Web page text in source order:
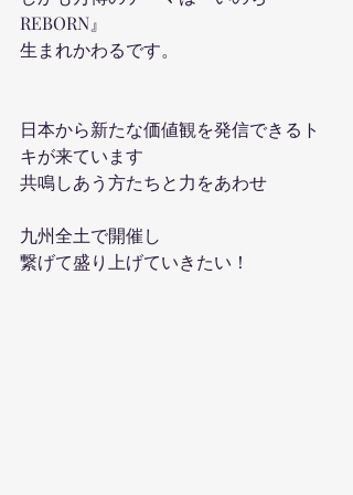
REBORN』
生まれかわるです。
日本から新たな価値観を発信できるト
キが来ています
共鳴しあう方たちと力をあわせ
九州全土で開催し
繋げて盛り上げていきたい！